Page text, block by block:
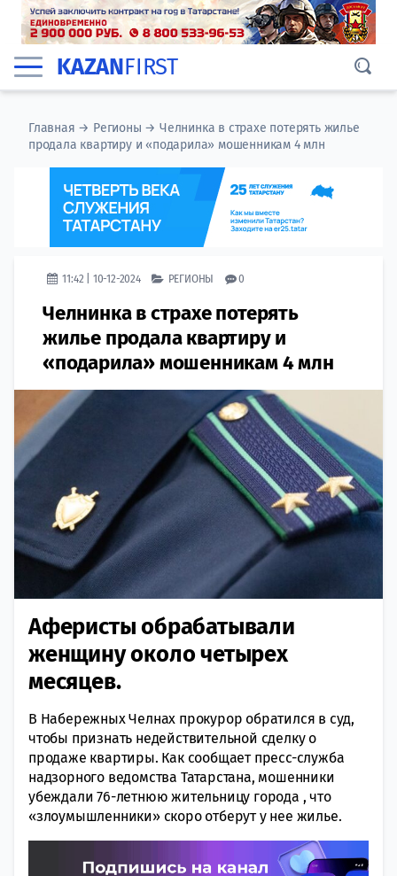
KAZANFIRST
Главная → Регионы →Челнинка в страхе потерять жилье
продала квартиру и «подарила» мошенникам 4 млн
11:42 | 10-12-2024 РЕГИОНЫ 0
Челнинка в страхе потерять
жилье продала квартиру и
«подарила» мошенникам 4 млн
Аферисты обрабатывали
женщину около четырех
месяцев.
В Набережных Челнах прокурор обратился в суд,
чтобы признать недействительной сделку о
продаже квартиры. Как сообщает пресс-служба
надзорного ведомства Татарстана, мошенники
убеждали 76-летнюю жительницу города , что
«злоумышленники» скоро отберут у нее жилье.